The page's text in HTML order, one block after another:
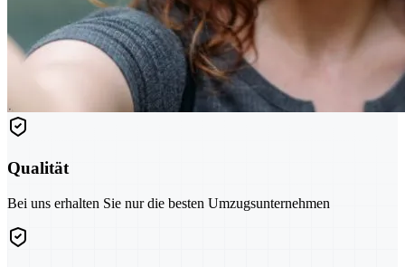
Qualität
Bei uns erhalten Sie nur die besten Umzugsunternehmen